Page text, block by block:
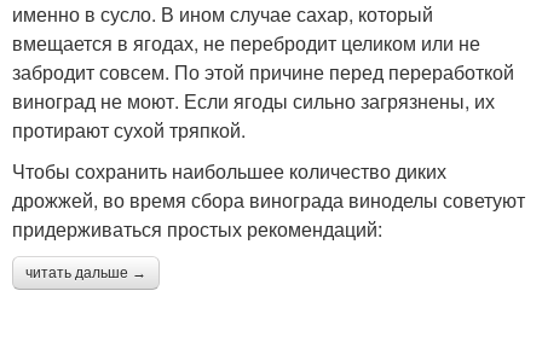
именно в сусло. В ином случае сахар, который
вмещается в ягодах, не перебродит целиком или не
забродит совсем. По этой причине перед переработкой
виноград не моют. Если ягоды сильно загрязнены, их
протирают сухой тряпкой.
Чтобы сохранить наибольшее количество диких
дрожжей, во время сбора винограда виноделы советуют
придерживаться простых рекомендаций:
читать дальше →